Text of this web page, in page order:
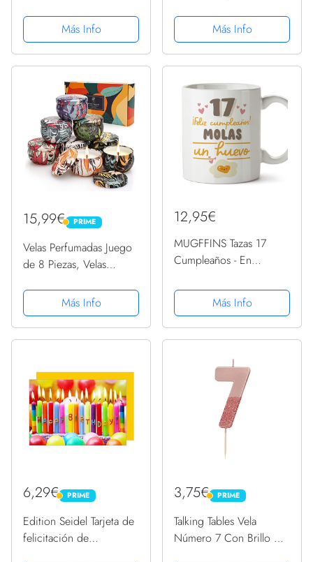
Fiesta ideas regalos
decoracion accesorios
eventos firmas fiesta nina
Más Info
Regalo de Velas de
Aromaterapia Cera de
Soja(15-20 Hora),
Yoga Cumpleaños...
Más Info
15,99€ PRIME
PRIME
Velas Perfumadas Juego
de 8 Piezas, Velas
Regalo de Velas de
Aromaterapia Cera de
Soja(15-20 Hora), Boda
Más Info
12,95€
MUGFFINS Tazas 17
Cumpleaños - En
Cumpleaños Molas un
Huevo - 11 oz / 330 ml -
Regalo original y
divertido
Más Info
6,29€ PRIME
PRIME
Edition Seidel Tarjeta de
felicitación de
3,75€ PRIME
PRIME
Talking Tables Vela
Número 7 Con Brillo De